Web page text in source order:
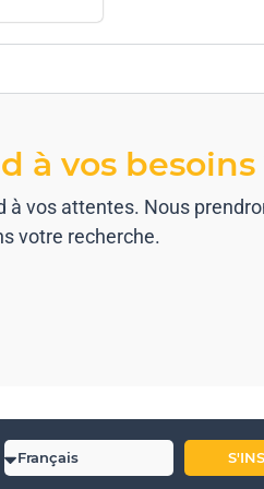
à vos besoins
à vos attentes. Nous
votre recherche.